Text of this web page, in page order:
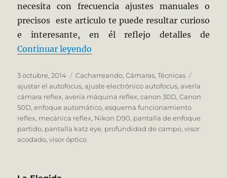
necesita con frecuencia ajustes manuales o
precisos este articulo te puede resultar curioso
e interesante, en él reflejo detalles de
Continuar leyendo
Publicado
el
3 octubre, 2014 Categorías
Cacharreando,Cámaras,Técnicas
ajustar el autofocus,ajuste electrónico autofocus,avería
cámara reflex,avería máquina reflex,canon 30D,Canon
50D,enfoque automático,esquema funcionamiento
reflex, mecánica reflex, Nikon D90, pantalla de enfoque
partido, pantalla katz eye, profundidad de campo,visor
acodado,visor óptico